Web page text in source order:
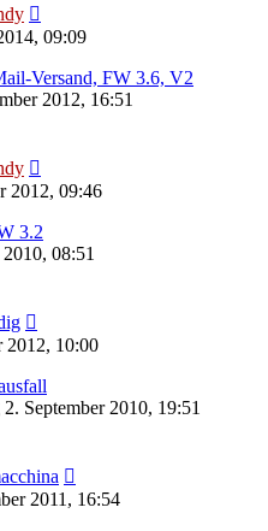
09:09
Versand, FW 3.6, V2
2012, 16:51
2012, 09:46
3.2
08:51
2012, 10:00
September 2010, 19:51
2011, 16:54